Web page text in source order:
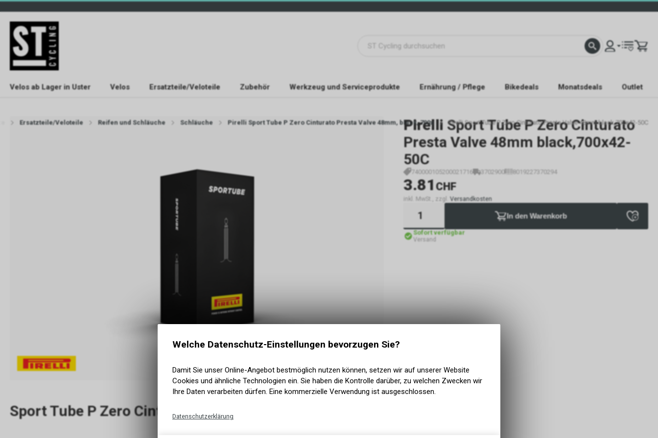
Velos ab Lager in Uster Velos Ersatzteile/Veloteile Zubehör Werkzeug und Serviceprodukte Ernährung / Pflege Bikedeals Monatsdeals Outlet
Ersatzteile/Veloteile Reifen und Schläuche Schläuche Pirelli Sport Tube P Zero Cinturato Presta Valve 48mm, black, 700x Pirelli Sport Tube P Zero Cinturato Presta Valve 48mm black,700x42-50C
Pirelli Sport Tube P Zero Cinturato
Presta Valve 48mm black,700x42-
50C
740000105200021716 3702900 8019227370294
3.81CHF
inkl. MwSt., zzgl. Versandkosten
In den Warenkorb
Sofort verfügbar
Versand
Sport Tube P Zero Cinturato Presta Valve 48mm
Welche Datenschutz-Einstellungen bevorzugen Sie?
Damit Sie unser Online-Angebot bestmöglich nutzen können, setzen wir auf unserer Website
Cookies und ähnliche Technologien ein. Sie haben die Kontrolle darüber, zu welchen Zwecken wir
Ihre Daten verarbeiten dürfen. Eine kommerzielle Verwendung ist ausgeschlossen.
Datenschutzerklärung